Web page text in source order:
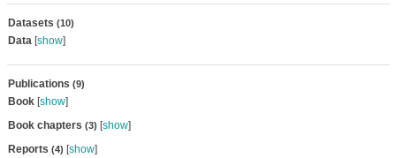
Datasets (10)
Data[show]
Publications (9)
Book[show]
Book chapters (3) [show]
Reports (4) [show]